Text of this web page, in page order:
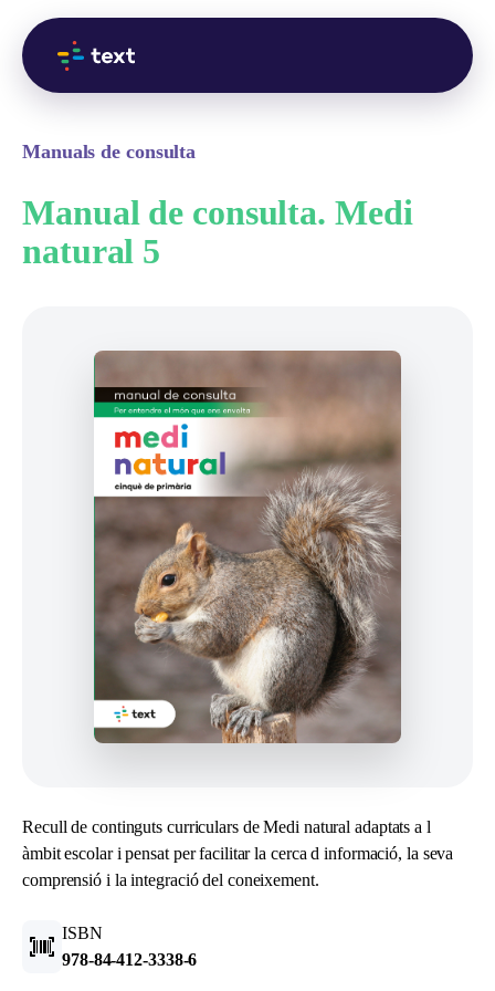
Manuals de consulta
Manual de consulta. Medi
natural 5
Recull de continguts curriculars de Medi natural adaptats a l
àmbit escolar i pensat per facilitar la cerca d informació, la seva
comprensió i la integració del coneixement.
ISBN
978-84-412-3338-6